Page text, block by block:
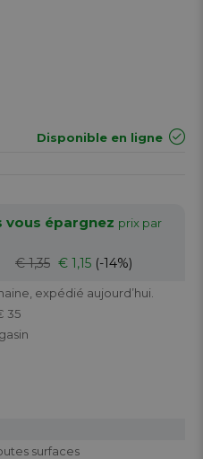
Disponible en ligne
vous épargnez prix par
€ 1,35 € 1,15 (-14%)
expédié aujourd’hui.
35
surfaces